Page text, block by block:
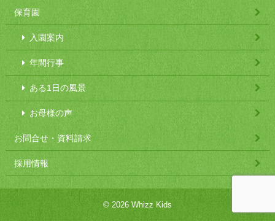
保育園
入園案内
年間行事
ある1日の風景
お母様の声
お問合せ・資料請求
採用情報
© 2026 Whizz Kids